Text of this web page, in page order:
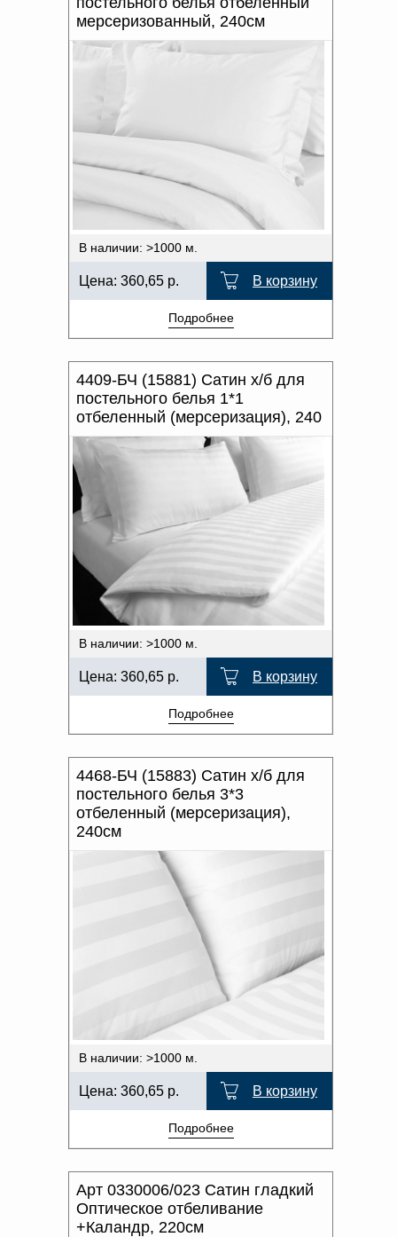
мерсеризованный, 240см
В наличии: >1000 м.
Цена: 360,65 р. В корзину
Подробнее
4409-БЧ (15881) Сатин х/б для
постельного белья 1*1
отбеленный (мерсеризация), 240
В наличии: >1000 м.
Цена: 360,65 р. В корзину
Подробнее
4468-БЧ (15883) Сатин х/б для
постельного белья 3*3
отбеленный (мерсеризация),
240см
В наличии: >1000 м.
Цена: 360,65 р. В корзину
Подробнее
Арт 0330006/023 Сатин гладкий
Оптическое отбеливание
+Каландр, 220см